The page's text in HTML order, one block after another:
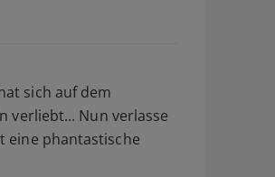
sich auf dem
verliebt... Nun verlasse
eine phantastische